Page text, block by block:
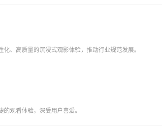
、高质量的沉浸式观影体验，推动行业规范发展。
观看体验，深受用户喜爱。